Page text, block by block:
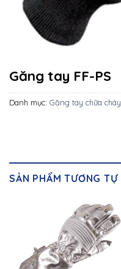
Găng tay FF-PS
Danh mục: Găng tay chữa cháy
SẢN PHẨM TƯƠNG TỰ